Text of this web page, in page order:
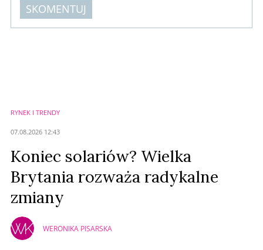
SKOMENTUJ
RYNEK I TRENDY
07.08.2026 12:43
Koniec solariów? Wielka
Brytania rozważa radykalne
zmiany
WERONIKA PISARSKA